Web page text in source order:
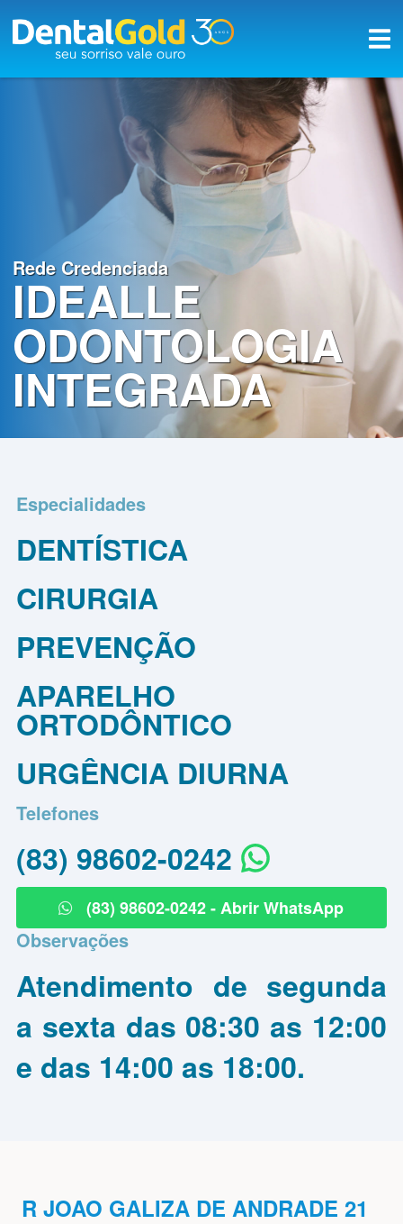
×
Início
Credenciada
A
Dental
Gold
Saúde
bucal
de
Privacidade
Rede Credenciada
IDEALLE
ODONTOLOGIA
INTEGRADA
Especialidades
DENTÍSTICA
CIRURGIA
PREVENÇÃO
APARELHO
ORTODÔNTICO
URGÊNCIA DIURNA
Telefones
(83) 98602-0242
(83) 98602-0242 - Abrir WhatsApp
Observações
Atendimento de segunda
a sexta das 08:30 as 12:00
e das 14:00 as 18:00.
R JOAO GALIZA DE ANDRADE 21